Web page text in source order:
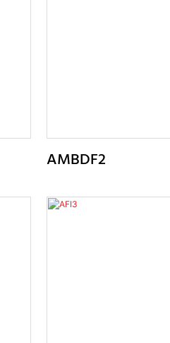
AMBDF2